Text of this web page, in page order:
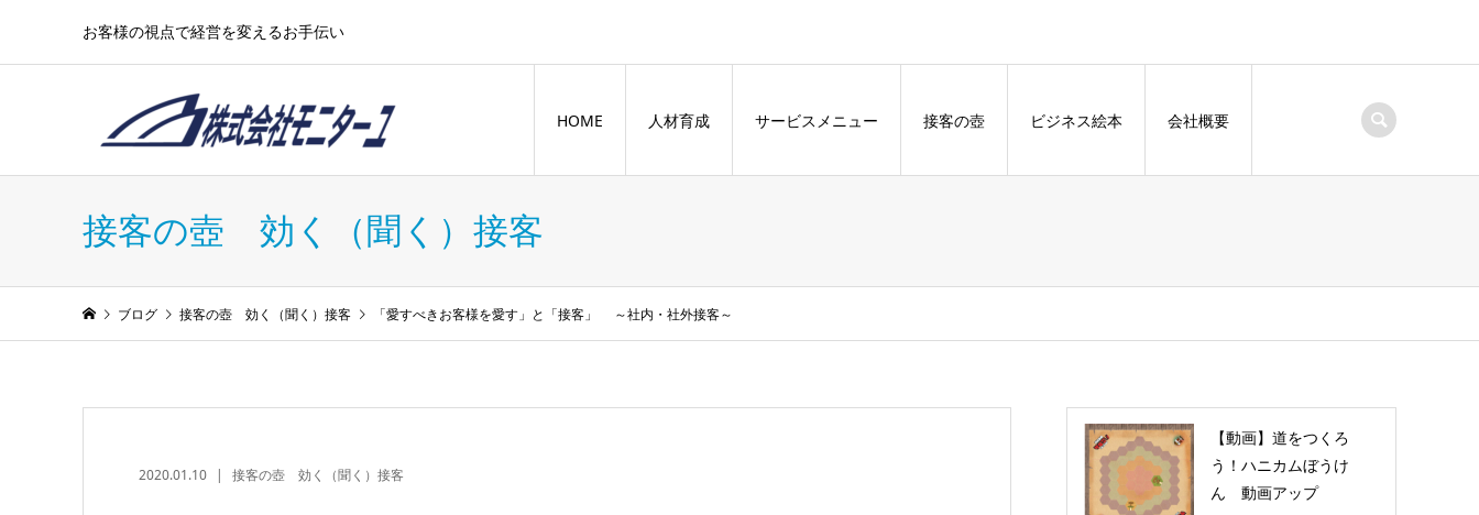
お客様の視点で経営を変えるお手伝い
HOME 人材育成 サービスメニュー 接客の壺 ビジネス絵本 会社概要
接客の壺 効く（聞く）接客
ブログ 接客の壺 効く（聞く）接客 「愛すべきお客様を愛す」と「接客」 ～社内・社外接客～
2020.01.10 接客の壺 効く（聞く）接客
【動画】道をつくろ
う！ハニカムぼうけ
ん 動画アップ